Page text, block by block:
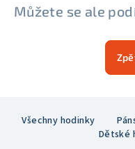
Můžete se ale
Všechny hodinky
Dětské